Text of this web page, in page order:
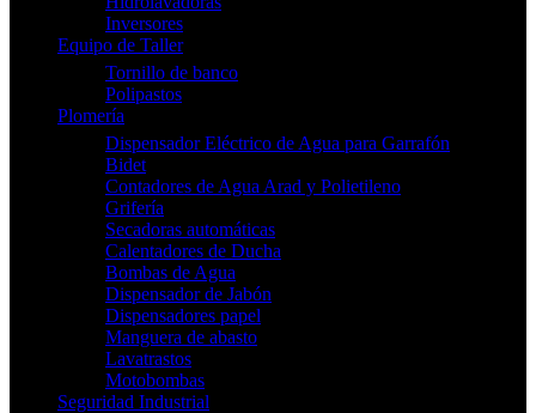
Inversores
Equipo de Taller
Tornillo de banco
Polipastos
Plomería
Dispensador Eléctrico de Agua para Garrafón
Bidet
Contadores de Agua Arad y Polietileno
Grifería
Secadoras automáticas
Calentadores de Ducha
Bombas de Agua
Dispensador de Jabón
Dispensadores papel
Manguera de abasto
Lavatrastos
Motobombas
Seguridad Industrial